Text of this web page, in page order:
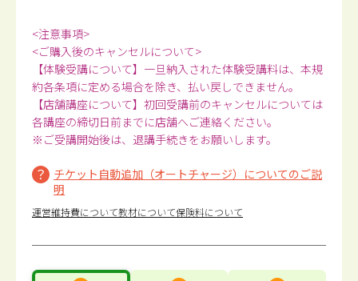
<注意事項>
<ご購入後のキャンセルについて>
【体験受講について】一旦納入された体験受講料は、本規
約各条項に定める場合を除き、払い戻しできません。
【店舗講座について】初回受講前のキャンセルについては
各講座の締切日前までに店舗へご連絡ください。
※ご受講開始後は、退講手続きをお願いします。
チケット自動追加（オートチャージ）についてのご説
明
運営維持費について教材について保険料について